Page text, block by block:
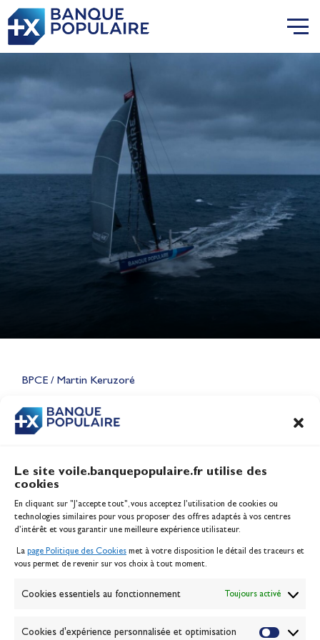
Le site voile.banquepopulaire.fr utilise des
cookies
En cliquant sur "J'accepte tout", vous acceptez l’utilisation de cookies ou
technologies similaires pour vous proposer des offres adaptés à vos centres
d’intérêt et vous garantir une meilleure expérience utilisateur.
La page Politique des Cookies met à votre disposition le détail des traceurs et
vous permet de revenir sur vos choix à tout moment.
Cookies essentiels au fonctionnement Toujours activé
Cookies d'expérience personnalisée et optimisation
BPCE / Martin Keruzoré
CONTENU
Lauriane Nolot en or à Long
Jeux Olympiques 2028
Inscription serveur média
Contact
Politique des cookies
Banque de la voile
Passion Voile TV